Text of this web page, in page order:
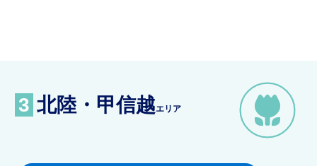
3 北陸・甲信越エリア